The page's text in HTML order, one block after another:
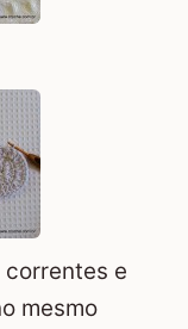
correntes e
mesmo